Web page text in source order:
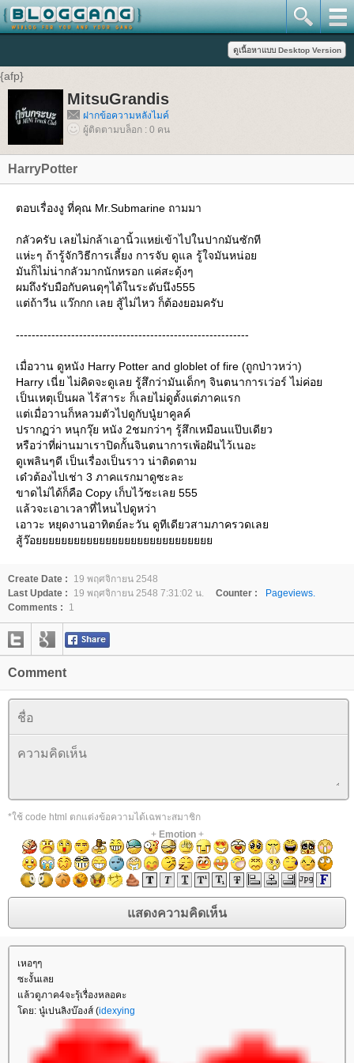
{afp}
MitsuGrandis
ฝากข้อความหลังไมค์
ผู้ติดตามบล็อก : 0 คน
HarryPotter
ตอบเรื่องงู ที่คุณ Mr.Submarine ถามมา
กลัวครับ เลยไม่กล้าเอานิ้วแหย่เข้าไปในปากมันซักที
แห่ะๆ ถ้ารู้จักวิธีการเลี้ยง การจับ ดูแล รู้ใจมันหน่อย
มันก็ไม่น่ากลัวมากนักหรอก แค่สะดุ้งๆ
ผมถึงรับมือกับคนดุๆได้ในระดับนึง555
แต่ถ้าวีน แว๊กกก เลย สู้ไม่ไหว ก็ต้องยอมครับ
-----------------------------------------------------------
เมื่อวาน ดูหนัง Harry Potter and globlet of fire (ถูกป่าวหว่า)
Harry เนี่ย ไม่คิดจะดูเลย รู้สึกว่ามันเด็กๆ จินตนาการเว่อร์ ไม่ค่อย
เป็นเหตุเป็นผล ไร้สาระ ก็เลยไม่ดูตั้งแต่ภาคแรก
แต่เมื่อวานก็หลวมตัวไปดูกับนู๋ยาคูลค์
ปรากฏว่า หนุกวุ๊ย หนัง 2ชมกว่าๆ รู้สึกเหมือนแป๊บเดียว
หรือว่าที่ผ่านมาเราปิดกั้นจินตนาการเพ้อฝันไว้เนอะ
ดูเพลินๆดี เป็นเรื่องเป็นราว น่าติดตาม
เด๋วต้องไปเช่า 3 ภาคแรกมาดูซะละ
ขาดไม่ได้ก็คือ Copy เก็บไว้ซะเลย 555
แล้วจะเอาเวลาที่ไหนไปดูหว่า
เอาวะ หยุดงานอาทิตย์ละวัน ดูทีเดียวสามภาครวดเลย
สู้ว๊อยยยยยยยยยยยยยยยยยยยยยยยยยยยย
Create Date :
19 พฤศจิกายน 2548
Last Update :
19 พฤศจิกายน 2548 7:31:02 น. Counter :
Pageviews.
Comments :
1
Comment
*ใช้ code html ตกแต่งข้อความได้เฉพาะสมาชิก
+ Emotion+
เหอๆๆ
ซะงั้นเลย
แล้วดูภาค4จะรุ้เรื่องหลอคะ
โดย: นู๋เปนลิงบ๊องส์ (idexying